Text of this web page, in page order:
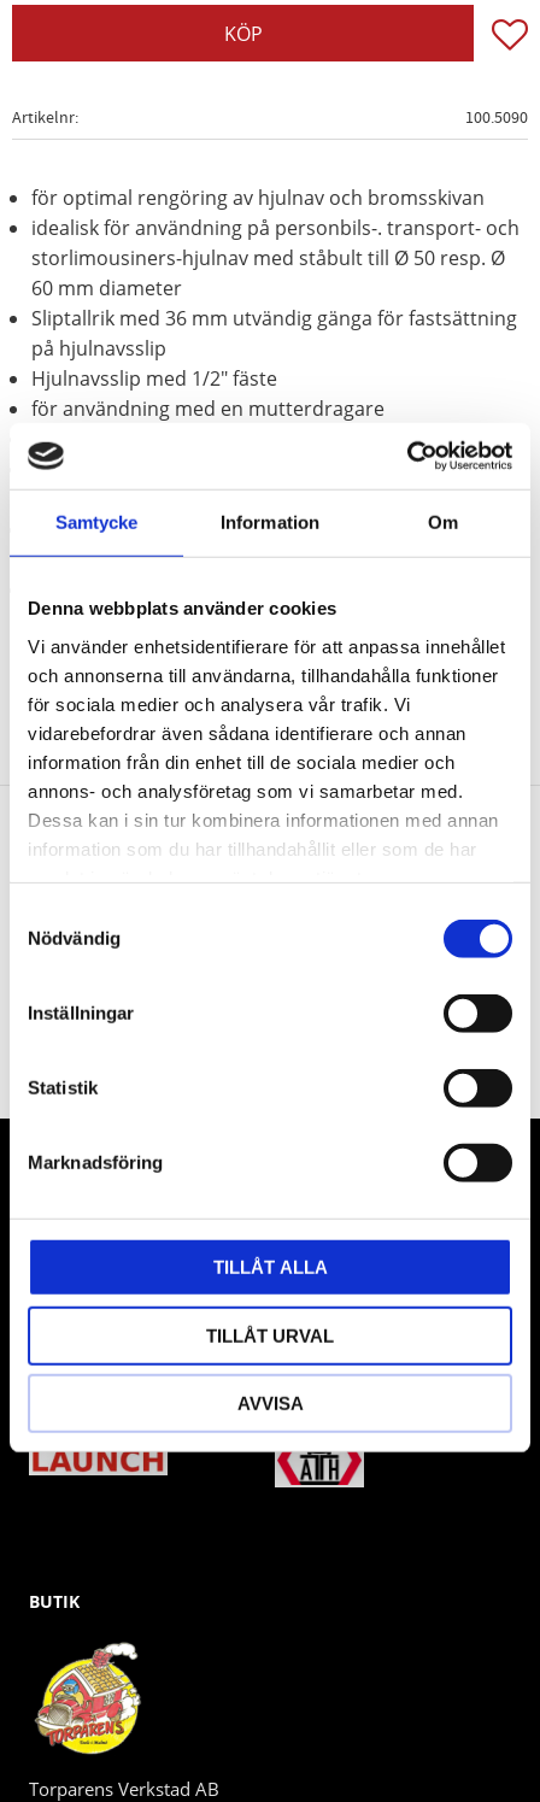
Samtycke Information Om
Denna webbplats använder cookies
Vi använder enhetsidentifierare för att anpassa innehållet
och annonserna till användarna, tillhandahålla funktioner
för sociala medier och analysera vår trafik. Vi
vidarebefordrar även sådana identifierare och annan
information från din enhet till de sociala medier och
annons- och analysföretag som vi samarbetar med.
Dessa kan i sin tur kombinera informationen med annan
information som du har tillhandahållit eller som de har
Nödvändig
Inställningar
Statistik
Marknadsföring
TILLÅT ALLA
TILLÅT URVAL
AVVISA
KÖP
Artikelnr 100.5090
för optimal rengöring av hjulnav och bromsskivan
idealisk för användning på personbils-. transport- och
storlimousiners-hjulnav med ståbult till Ø 50 resp. Ø
60 mm diameter
Sliptallrik med 36 mm utvändig gänga för fastsättning
på hjulnavsslip
Hjulnavsslip med 1/2" fäste
för användning med en mutterdragare
ingen gnistbildning
lågt slitage - maximal livslängd (per skiva om 50
fordon)
förhindrar genom rena kontaktytor förfalskning av
hjulåtdragningsvridmomentet
slipmedel och koppformad slipskiva
Nyhetsbrev
VÅRA LEVERANTÖRER
& däckmaskiner och Master luftmaskiner. Kontakta oss
gärna om vad som helst då vi gör vårt yttersta för att hjälpa
BUTIK
Torparens Verkstad AB